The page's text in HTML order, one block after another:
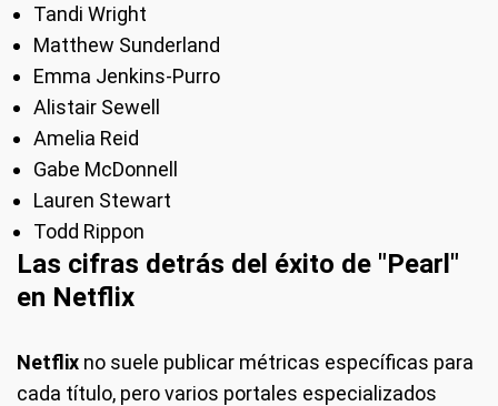
Tandi Wright
Matthew Sunderland
Emma Jenkins-Purro
Alistair Sewell
Amelia Reid
Gabe McDonnell
Lauren Stewart
Todd Rippon
Las cifras detrás del éxito de "Pearl"
en Netflix
Netflix no suele publicar métricas específicas para
cada título, pero varios portales especializados